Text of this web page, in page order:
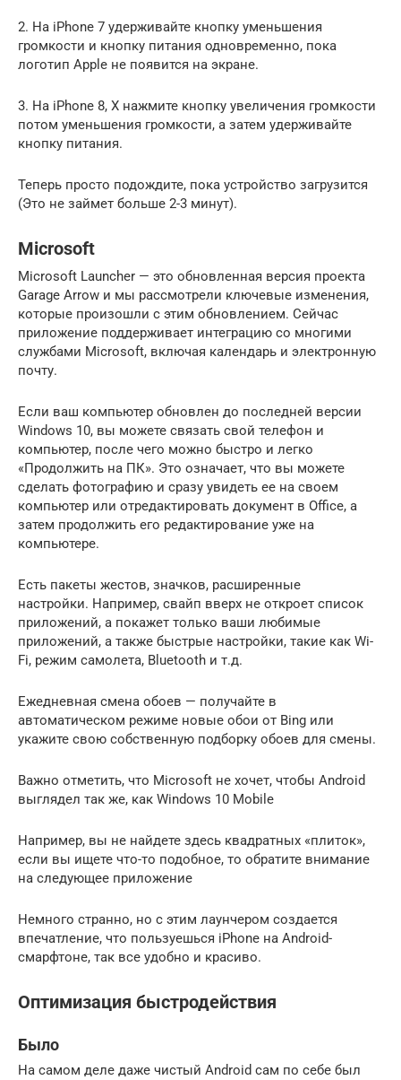
2. На iPhone 7 удерживайте кнопку уменьшения
громкости и кнопку питания одновременно, пока
логотип Apple не появится на экране.
3. На iPhone 8, X нажмите кнопку увеличения громкости
потом уменьшения громкости, а затем удерживайте
кнопку питания.
Теперь просто подождите, пока устройство загрузится
(Это не займет больше 2-3 минут).
Microsoft
Microsoft Launcher — это обновленная версия проекта
Garage Arrow и мы рассмотрели ключевые изменения,
которые произошли с этим обновлением. Сейчас
приложение поддерживает интеграцию со многими
службами Microsoft, включая календарь и электронную
почту.
Если ваш компьютер обновлен до последней версии
Windows 10, вы можете связать свой телефон и
компьютер, после чего можно быстро и легко
«Продолжить на ПК». Это означает, что вы можете
сделать фотографию и сразу увидеть ее на своем
компьютер или отредактировать документ в Office, а
затем продолжить его редактирование уже на
компьютере.
Есть пакеты жестов, значков, расширенные
настройки. Например, свайп вверх не откроет список
приложений, а покажет только ваши любимые
приложений, а также быстрые настройки, такие как Wi-
Fi, режим самолета, Bluetooth и т.д.
Ежедневная смена обоев — получайте в
автоматическом режиме новые обои от Bing или
укажите свою собственную подборку обоев для смены.
Важно отметить, что Microsoft не хочет, чтобы Android
выглядел так же, как Windows 10 Mobile
Например, вы не найдете здесь квадратных «плиток»,
если вы ищете что-то подобное, то обратите внимание
на следующее приложение
Немного странно, но с этим лаунчером создается
впечатление, что пользуешься iPhone на Android-
смарфтоне, так все удобно и красиво.
Оптимизация быстродействия
Было
На самом деле даже чистый Android сам по себе был